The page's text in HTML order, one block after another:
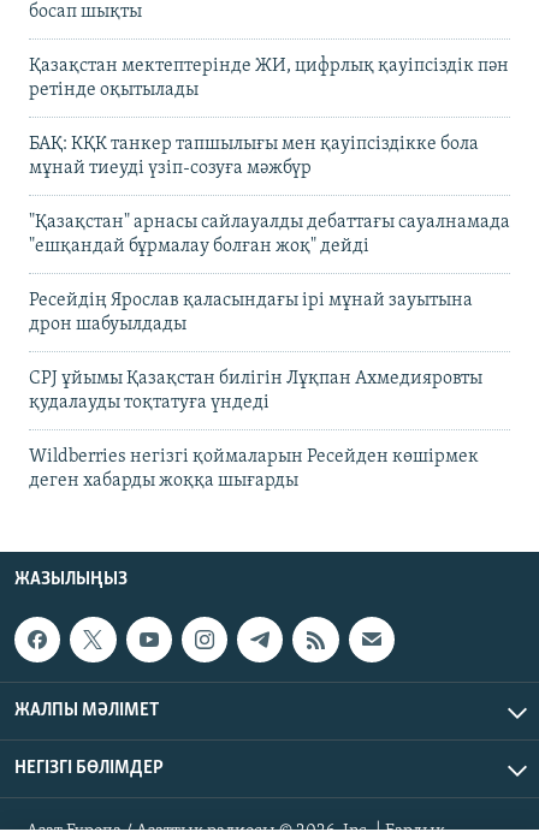
босап шықты
Қазақстан мектептерінде ЖИ, цифрлық қауіпсіздік пән
ретінде оқытылады
БАҚ: КҚК танкер тапшылығы мен қауіпсіздікке бола
мұнай тиеуді үзіп-созуға мәжбүр
"Қазақстан" арнасы сайлауалды дебаттағы сауалнамада
"ешқандай бұрмалау болған жоқ" дейді
Ресейдің Ярослав қаласындағы ірі мұнай зауытына
дрон шабуылдады
CPJ ұйымы Қазақстан билігін Лұқпан Ахмедияровты
қудалауды тоқтатуға үндеді
Wildberries негізгі қоймаларын Ресейден көшірмек
деген хабарды жоққа шығарды
ЖАЗЫЛЫҢЫЗ
ЖАЛПЫ МӘЛІМЕТ
НЕГІЗГІ БӨЛІМДЕР